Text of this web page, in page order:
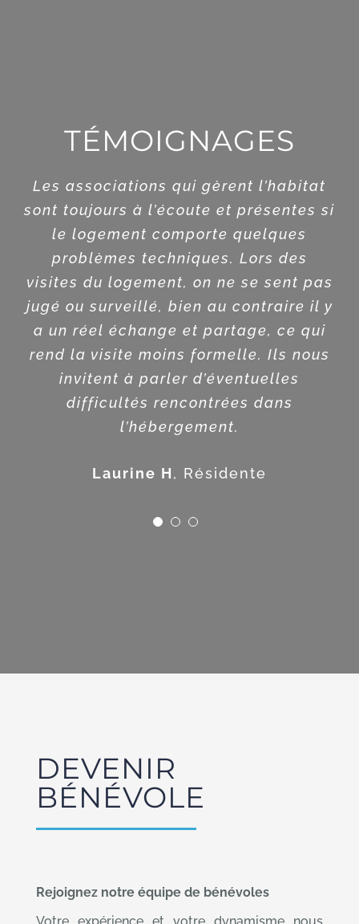
TÉMOIGNAGES
Les associations qui gèrent l’habitat
sont toujours à l’écoute et présentes si
le logement comporte quelques
problèmes techniques. Lors des
visites du logement, on ne se sent pas
jugé ou surveillé, bien au contraire il y
a un réel échange et partage, ce qui
rend la visite moins formelle. Ils nous
invitent à parler d’éventuelles
difficultés rencontrées dans
l’hébergement.
Laurine H, Résidente
humaine et très impliquée dans son
activité, à l’écoute de ses locataires
et disponible à tout moment. Je
travaille à l’association API
PROVENCE et nous gérons des
logements pour LJV. J’effectue des
visites techniques afin de voir
également les difficultés que les
jeunes rencontrent au travers de
l’entretien du logement, mais
également pour favoriser un lien
sont très accessibles et n’hésitent pas
des questionnements. C’est un réel
résidences API PROVENCE
DEVENIR
BÉNÉVOLE
Rejoignez notre équipe de bénévoles